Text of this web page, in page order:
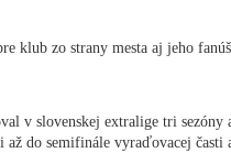
klub zo strany mesta aj jeho
v slovenskej extralige tri sezóny
do semifinále vyraďovacej časti